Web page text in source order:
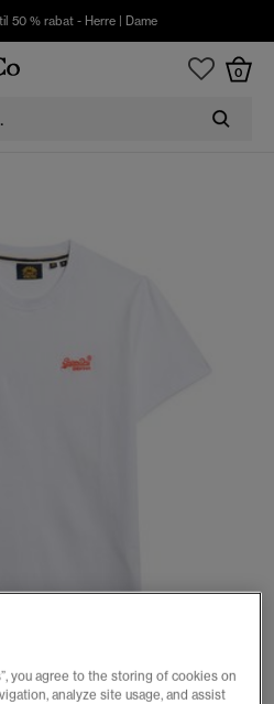
50 % rabat - Herre| Dame
0
3 4 5 6
you agree to the storing of cookies on
analyze site usage, and assist